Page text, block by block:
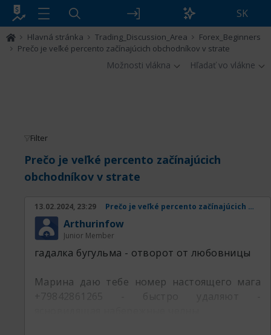
SK
Hlavná stránka Trading_Discussion_Area
Forex_Beginners
Prečo je veľké percento začínajúcich obchodníkov v strate
Možnosti vlákna Hľadať vo vlákne
Filter
Prečo je veľké percento začínajúcich
obchodníkov v strate
13.02.2024, 23:29 Prečo je veľké percento začínajúcich obchodníkov v strate
Arthurinfow
Junior Member
гадалка бугульма - отворот от любовницы
Марина даю тебе номер настоящего мага
+79842861265 - быстро удаляют -